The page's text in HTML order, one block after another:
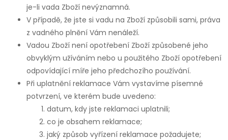
je-li vada Zboží nevýznamná.
V případě, že jste si vadu na Zboží způsobili sami, práva
z vadného plnění Vám nenáleží.
Vadou Zboží není opotřebení Zboží způsobené jeho
obvyklým užíváním nebo u použitého Zboží opotřebení
odpovídající míře jeho předchozího používání.
Při uplatnění reklamace Vám vystavíme písemné
potvrzení, ve kterém bude uvedeno:
datum, kdy jste reklamaci uplatnili;
co je obsahem reklamace;
jaký způsob vyřízení reklamace požadujete;